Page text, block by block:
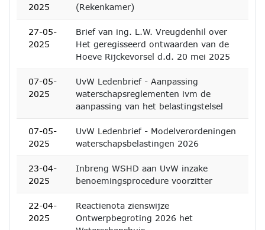
2025
(Rekenkamer)
27-05-
2025
Brief van ing. L.W. Vreugdenhil over
Het geregisseerd ontwaarden van de
Hoeve Rijckevorsel d.d. 20 mei 2025
07-05-
2025
UvW Ledenbrief - Aanpassing
waterschapsreglementen ivm de
aanpassing van het belastingstelsel
07-05-
2025
UvW Ledenbrief - Modelverordeningen
waterschapsbelastingen 2026
23-04-
2025
Inbreng WSHD aan UvW inzake
benoemingsprocedure voorzitter
22-04-
2025
Reactienota zienswijze
Ontwerpbegroting 2026 het